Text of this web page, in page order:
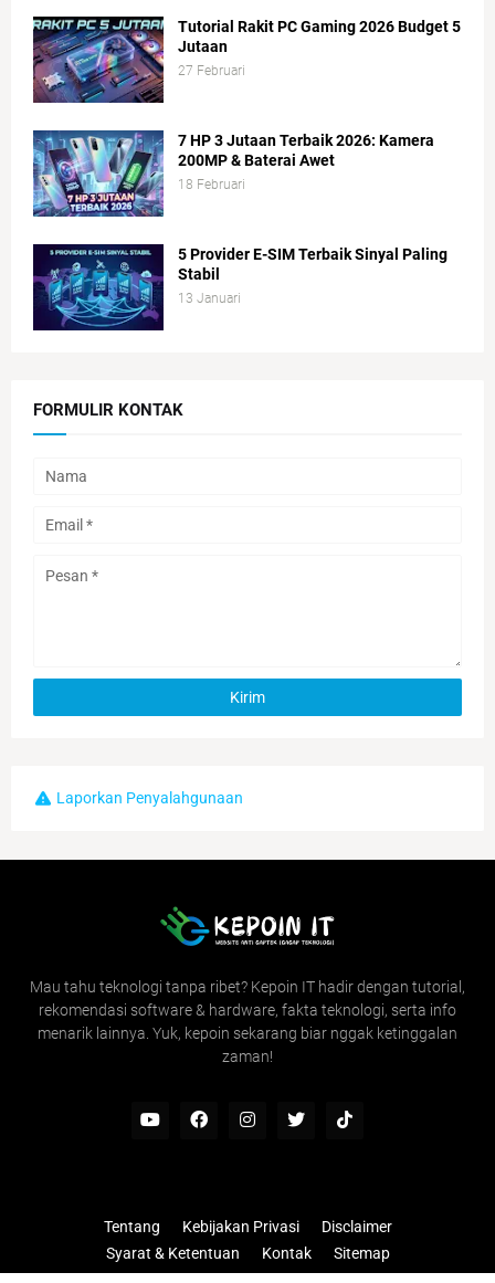
Tutorial Rakit PC Gaming 2026 Budget 5
Jutaan
27 Februari
7 HP 3 Jutaan Terbaik 2026: Kamera
200MP & Baterai Awet
18 Februari
5 Provider E-SIM Terbaik Sinyal Paling
Stabil
13 Januari
FORMULIR KONTAK
Laporkan Penyalahgunaan
Mau tahu teknologi tanpa ribet? Kepoin IT hadir dengan tutorial,
rekomendasi software & hardware, fakta teknologi, serta info
menarik lainnya. Yuk, kepoin sekarang biar nggak ketinggalan
zaman!
Tentang Kebijakan Privasi
Disclaimer
Syarat & Ketentuan
Kontak Sitemap